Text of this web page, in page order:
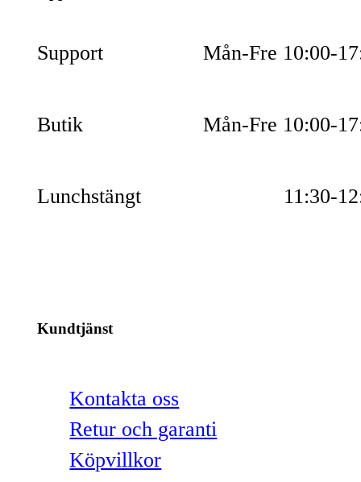
Support Mån-Fre 10:00-
Butik Mån-Fre 10:00-
Lunchstängt 11:30-
Kundtjänst
Kontakta oss
Retur och garanti
Köpvillkor